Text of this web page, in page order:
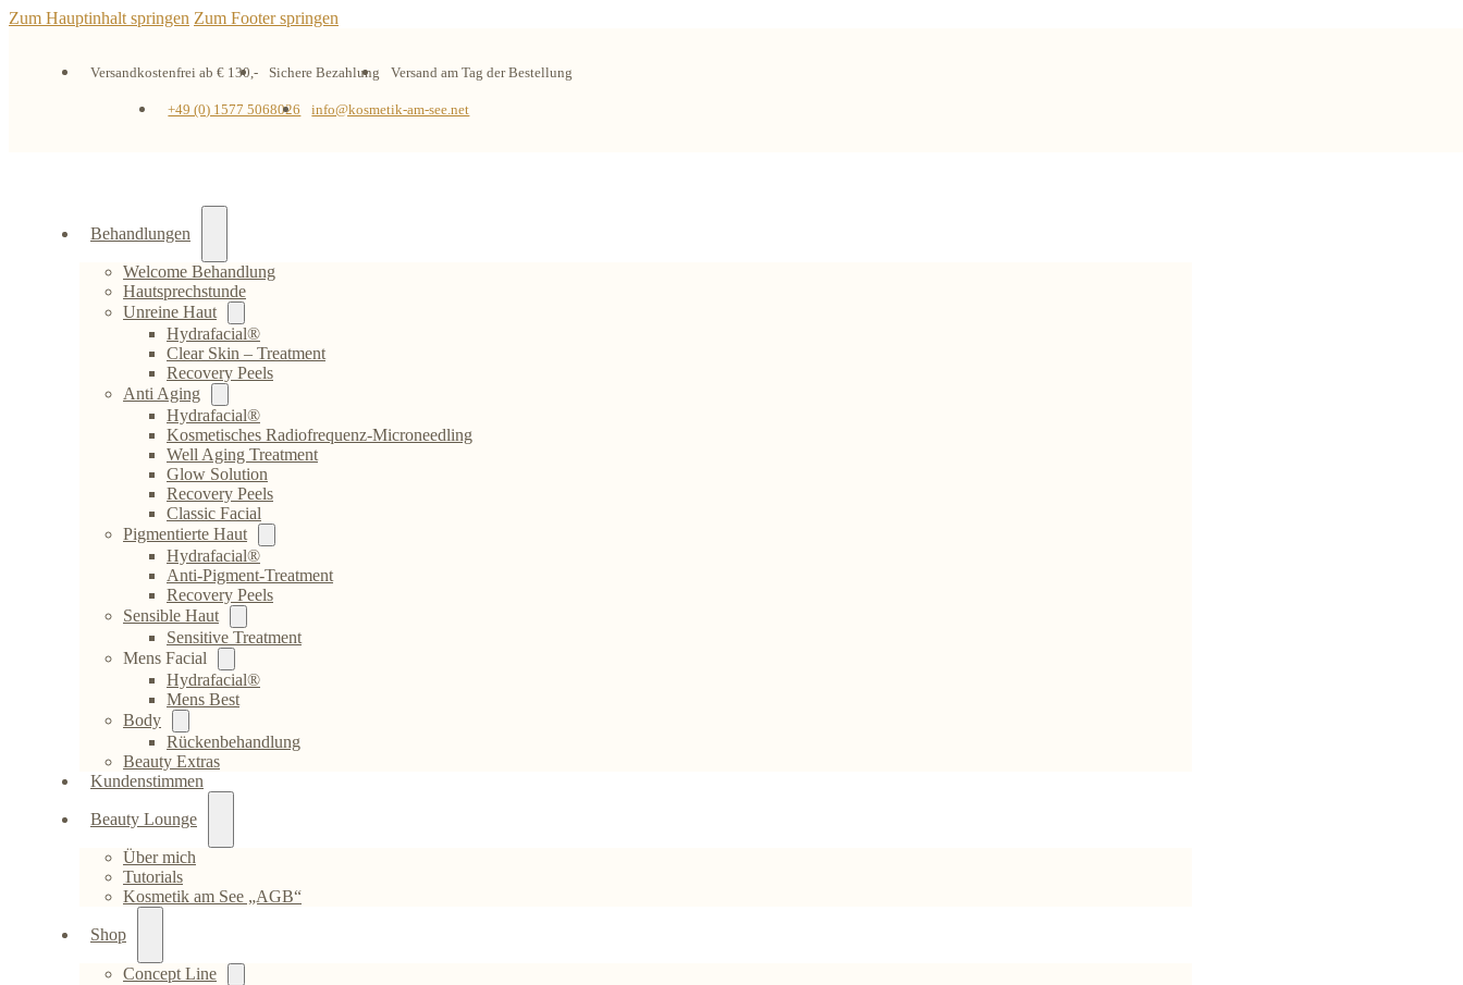
Zum Hauptinhalt springen Zum Footer springen
Versandkostenfrei ab € 130,- Sichere Bezahlung Versand am Tag der Bestellung
+49 (0) 1577 5068026 info@kosmetik-am-see.net
Behandlungen
Welcome Behandlung
Hautsprechstunde
Unreine Haut
Hydrafacial®
Clear Skin – Treatment
Recovery Peels
Anti Aging
Hydrafacial®
Kosmetisches Radiofrequenz-Microneedling
Well Aging Treatment
Glow Solution
Recovery Peels
Classic Facial
Pigmentierte Haut
Hydrafacial®
Anti-Pigment-Treatment
Recovery Peels
Sensible Haut
Sensitive Treatment
Mens Facial
Hydrafacial®
Mens Best
Body
Rückenbehandlung
Beauty Extras
Kundenstimmen
Beauty Lounge
Über mich
Tutorials
Kosmetik am See „AGB“
Shop
Concept Line